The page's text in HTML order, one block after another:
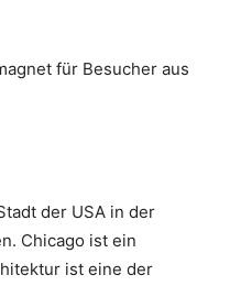
für Besucher aus
der USA in der
Chicago ist ein
ist eine der